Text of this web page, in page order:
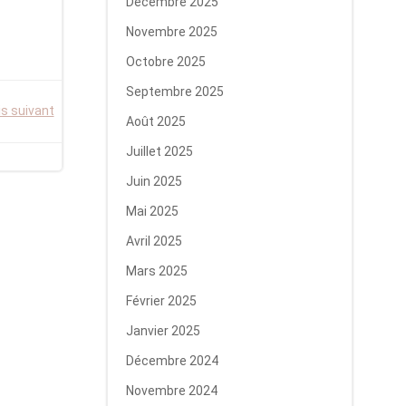
suivant
Novembre 2025
Octobre 2025
Septembre 2025
Août 2025
Juillet 2025
Juin 2025
Mai 2025
Avril 2025
Mars 2025
Février 2025
Janvier 2025
Décembre 2024
Novembre 2024